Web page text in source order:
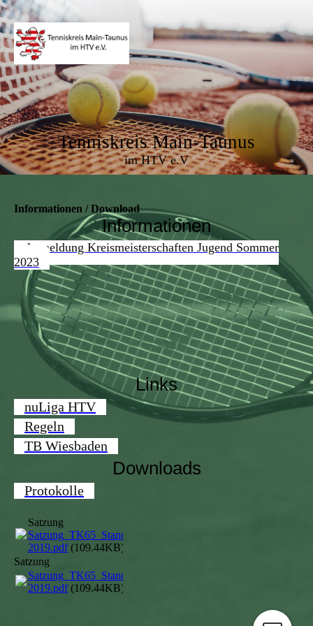
Tenniskreis Main-Taunus
im HTV e.V
Informationen / Download
Informationen
Anmeldung Kreismeisterschaften Jugend Sommer
2023
Links
nuLiga HTV
Regeln
TB Wiesbaden
Downloads
Protokolle
Satzung
Satzung_TK65_Stand
2019.pdf(109.44KB)
Satzung
Satzung_TK65_Stand
2019.pdf(109.44KB)